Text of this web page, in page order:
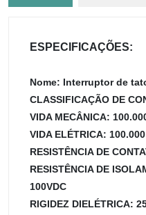
ESPECIFICAÇÕES:
Nome: Interruptor de
CLASSIFICAÇÃO DE
VIDA MECÂNICA:
VIDA ELÉTRICA:
RESISTÊNCIA DE
RESISTÊNCIA DE
100VDC
RIGIDEZ DIELÉTRICA: